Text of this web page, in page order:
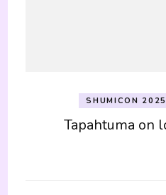
SHUMICON 2025
Tapahtuma on